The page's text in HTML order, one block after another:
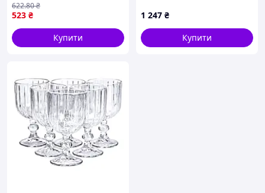
акули. Незвичайний
винний келих Nes22/Q
523 ₴
622.80₴
Купити
1 247 ₴
Купити